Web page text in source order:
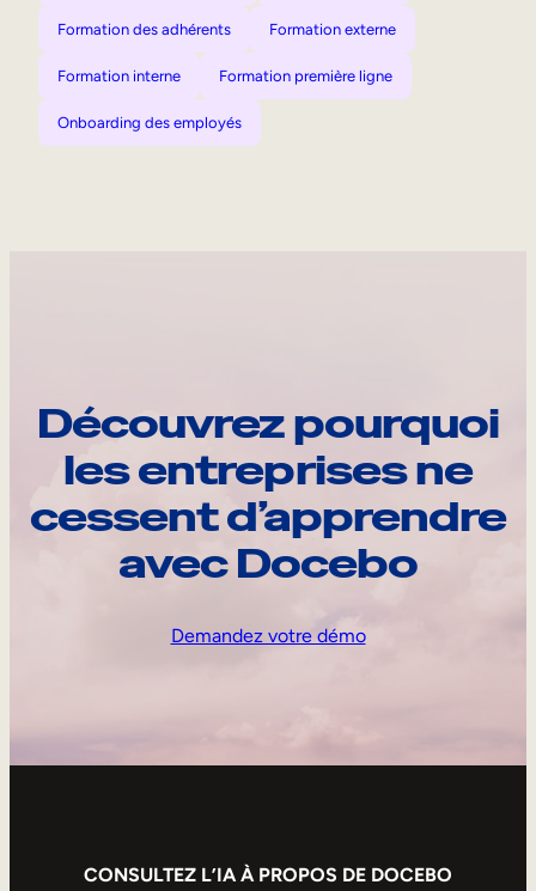
Formation des adhérents Formation externe
Formation interne Formation première ligne
Onboarding des employés
Découvrez pourquoi
les entreprises ne
cessent d’apprendre
avec Docebo
Demandez votre démo
CONSULTEZ L’IA À PROPOS DE DOCEBO